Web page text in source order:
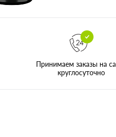
Принимаем заказы на
круглосуточно